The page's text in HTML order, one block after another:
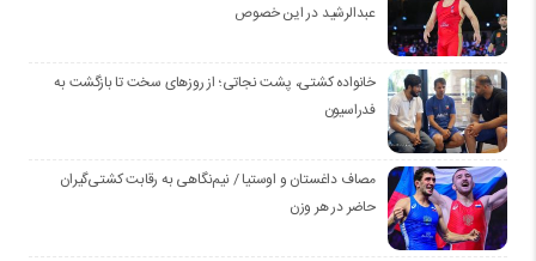
عبدالرشید در این خصوص
خانواده کشتی، پشت نجاتی؛ از روزهای سخت تا بازگشت به
فدراسیون
مصاف داغستان و اوستیا / نیم‌نگاهی به رقابت کشتی‌گیران
حاضر در هر وزن